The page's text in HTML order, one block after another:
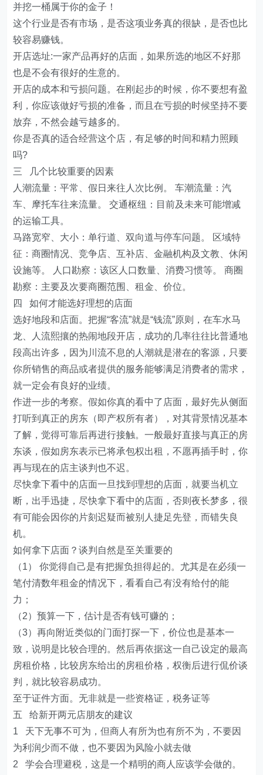
并挖一桶属于你的金子！
这个行业是否有市场，是否这项业务真的很缺，是否也比
较容易赚钱。
开店选址:一家产品再好的店面，如果所选的地区不好那
也是不会有很好的生意的。
开店的成本和亏损问题。在刚起步的时候，你不要想有盈
利，你应该做好亏损的准备，而且在亏损的时候坚持不要
放弃，不然会越亏越多的。
你是否真的适合经营这个店，有足够的时间和精力照顾
吗?
三 几个比较重要的因素
人潮流量：平常、假日来往人次比例。 车潮流量：汽
车、摩托车往来流量。 交通枢纽：目前及未来可能增减
的运输工具。
马路宽窄、大小：单行道、双向道与停车问题。 区域特
征：商圈情况、竞争店、互补店、金融机构及文教、休闲
设施等。 人口勘察：该区人口数量、消费习惯等。 商圈
勘察：主要及次要商圈范围、租金、价位。
四 如何才能选好理想的店面
选好地段和店面。把握“客流”就是“钱流”原则，在车水马
龙、人流熙攘的热闹地段开店，成功的几率往往比普通地
段高出许多，因为川流不息的人潮就是潜在的客源，只要
你所销售的商品或者提供的服务能够满足消费者的需求，
就一定会有良好的业绩。
作进一步的考察。假如你真的看中了店面，最好先从侧面
打听到真正的房东（即产权所有者），对其背景情况基本
了解，觉得可靠后再进行接触。一般最好直接与真正的房
东谈，假如房东表示已将承包权出租，不愿再插手时，你
再与现在的店主谈判也不迟。
尽快拿下看中的店面一旦找到理想的店面，就要当机立
断，出手迅捷，尽快拿下看中的店面，否则夜长梦多，很
有可能会因你的片刻迟疑而被别人捷足先登，而错失良
机。
如何拿下店面？谈判自然是至关重要的
（1） 你觉得自己是有把握负担得起的。尤其是在必须一
笔付清数年租金的情况下，看看自己有没有给付的能
力；
（2）预算一下，估计是否有钱可赚的；
（3）再向附近类似的门面打探一下，价位也是基本一
致，说明是比较合理的。然后再依据这一自己设定的最高
房租价格，比较房东给出的房租价格，权衡后进行侃价谈
判，就比较容易成功。
至于证件方面。无非就是一些资格证，税务证等
五 给新开两元店朋友的建议
1 天下无事不可为，但商人有所为也有所不为，不要因
为利润少而不做，也不要因为风险小就去做
2 学会合理避税，这是一个精明的商人应该学会做的。